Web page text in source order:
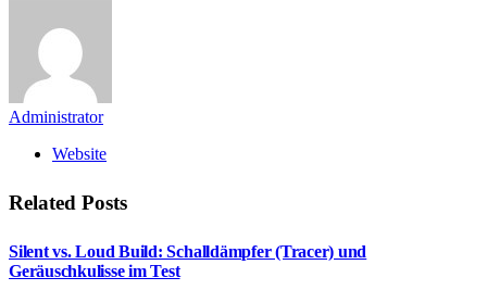
Administrator
Website
Related Posts
Silent vs. Loud Build: Schalldämpfer (Tracer) und
Geräuschkulisse im Test